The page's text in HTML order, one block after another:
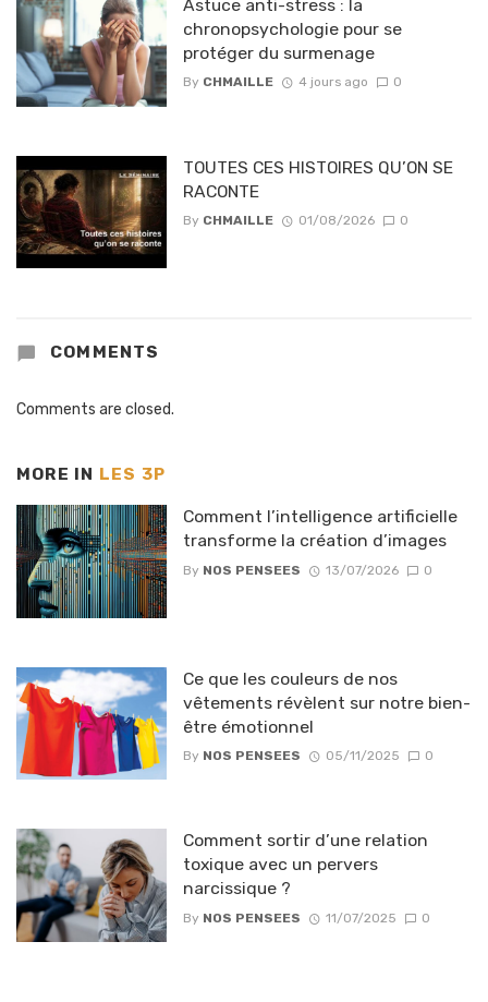
Astuce anti-stress : la
chronopsychologie pour se
protéger du surmenage
By CHMAILLE 4 jours ago 0
TOUTES CES HISTOIRES QU’ON SE
RACONTE
By CHMAILLE 01/08/2026 0
COMMENTS
Comments are closed.
MORE IN LES 3P
Comment l’intelligence artificielle
transforme la création d’images
By NOS PENSEES 13/07/2026 0
Ce que les couleurs de nos
vêtements révèlent sur notre bien-
être émotionnel
By NOS PENSEES 05/11/2025 0
Comment sortir d’une relation
toxique avec un pervers
narcissique ?
By NOS PENSEES 11/07/2025 0